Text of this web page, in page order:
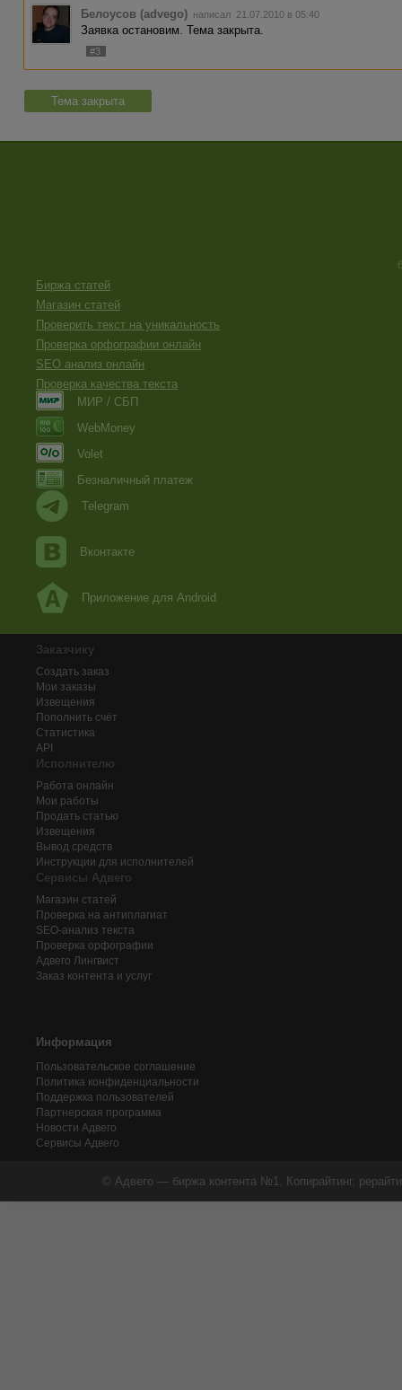
Белоусов (advego) написал 21.07.2010 в 05:40
Заявка остановим. Тема закрыта.
#3
Тема закрыта
Биржа статей
Магазин статей
Проверить текст на уникальность
Проверка орфографии онлайн
SEO анализ онлайн
Проверка качества текста
МИР / СБП
WebMoney
Volet
Безналичный платеж
Telegram
Вконтакте
Приложение для Android
Заказчику
Создать заказ
Мои заказы
Извещения
Пополнить счёт
Статистика
API
Исполнителю
Работа онлайн
Мои работы
Продать статью
Извещения
Вывод средств
Инструкции для исполнителей
Сервисы Адвего
Магазин статей
Проверка на антиплагиат
SEO-анализ текста
Проверка орфографии
Адвего Лингвист
Заказ контента и услуг
Информация
Пользовательское соглашение
Политика конфиденциальности
Поддержка пользователей
Партнерская программа
Новости Адвего
Сервисы Адвего
© Адвего — биржа контента №1. Копирайтинг,